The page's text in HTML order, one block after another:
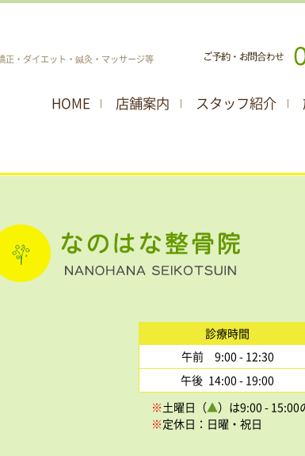
正・ダイエット・鍼灸・マッサージ等
HOME 店舗案内 スタッフ紹介
診療時間
午前 9:00 - 12:30
午後 14:00 - 19:00
※土曜日（▲）は9:00 - 15:00
※定休日：日曜・祝日